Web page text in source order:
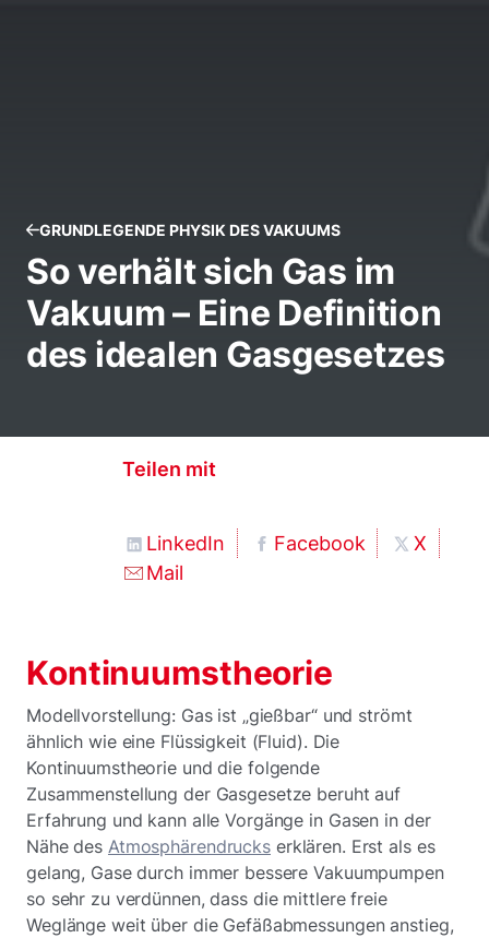
GRUNDLEGENDE PHYSIK DES VAKUUMS
So verhält sich Gas im
Vakuum – Eine Definition
des idealen Gasgesetzes
Teilen mit
LinkedIn Facebook
X
Mail
Kontinuumstheorie
Modellvorstellung: Gas ist „gießbar“ und strömt
ähnlich wie eine Flüssigkeit (Fluid). Die
Kontinuumstheorie und die folgende
Zusammenstellung der Gasgesetze beruht auf
Erfahrung und kann alle Vorgänge in Gasen in der
Nähe des Atmosphärendruckserklären. Erst als es
gelang, Gase durch immer bessere Vakuumpumpen
so sehr zu verdünnen, dass die mittlere freie
Weglänge weit über die Gefäßabmessungen anstieg,